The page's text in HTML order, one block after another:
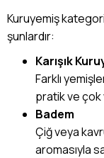
Kuruyemiş
şunlardır:
Karışık
Farklı
pratik ve
Badem
Çiğ veya
aromasıyla